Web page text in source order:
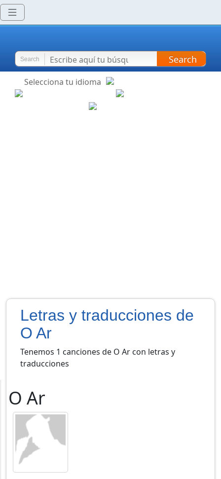
Search Search
Selecciona tu idioma
Letras y traducciones de
O Ar
Tenemos 1 canciones de O Ar con letras y
traducciones
O Ar